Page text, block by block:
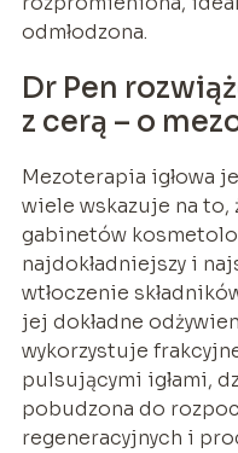
odmłodzona.
Dr Pen
z cerą – o
Mezoterapia igłowa
wiele wskazuje na to,
gabinetów
najdokładniejszy i
wtłoczenie
jej dokładne
wykorzystuje
pulsującymi igłami,
pobudzona do
regeneracyjnych i